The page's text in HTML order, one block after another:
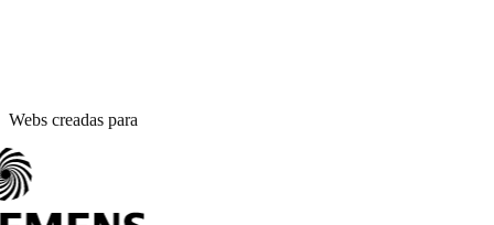
Webs creadas para